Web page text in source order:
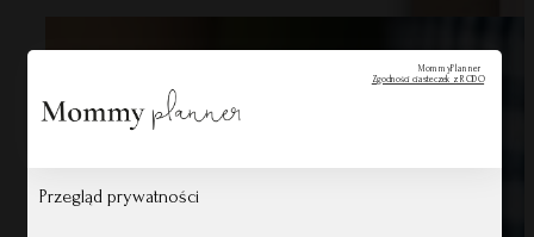
MommyPlanner
Zgodności ciasteczek z RODO
Przegląd prywatności